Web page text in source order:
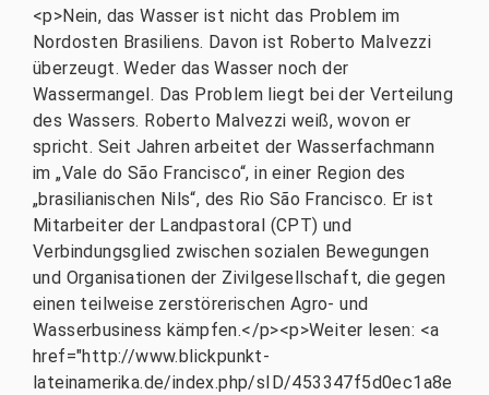
<p>Nein, das Wasser ist nicht das Problem im
Nordosten Brasiliens. Davon ist Roberto Malvezzi
überzeugt. Weder das Wasser noch der
Wassermangel. Das Problem liegt bei der Verteilung
des Wassers. Roberto Malvezzi weiß, wovon er
spricht. Seit Jahren arbeitet der Wasserfachmann
im „Vale do São Francisco“, in einer Region des
„brasilianischen Nils“, des Rio São Francisco. Er ist
Mitarbeiter der Landpastoral (CPT) und
Verbindungsglied zwischen sozialen Bewegungen
und Organisationen der Zivilgesellschaft, die gegen
einen teilweise zerstörerischen Agro- und
Wasserbusiness kämpfen.</p><p>Weiter lesen: <a
href="http://www.blickpunkt-
lateinamerika.de/index.php/sID/453347f5d0ec1a8e